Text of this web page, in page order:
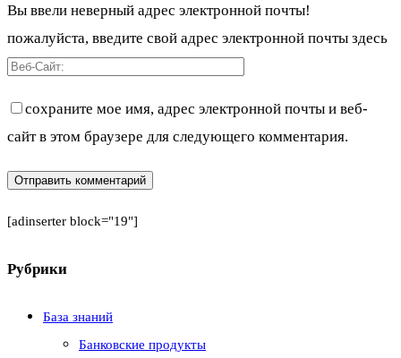
Вы ввели неверный адрес электронной почты!
пожалуйста, введите свой адрес электронной почты здесь
сохраните мое имя, адрес электронной почты и веб-
сайт в этом браузере для следующего комментария.
[adinserter block="19"]
Рубрики
База знаний
Банковские продукты